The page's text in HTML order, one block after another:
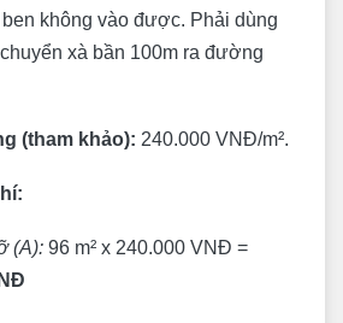
không vào được. Phải dùng
xà bần 100m ra đường
(tham khảo): 240.000 VNĐ/m².
(A): 96 m² x 240.000 VNĐ =